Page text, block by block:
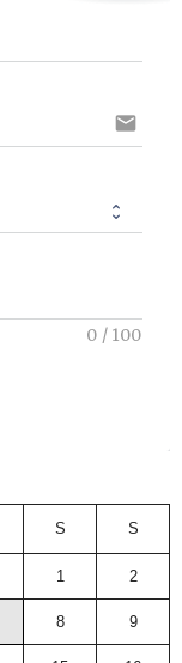
email
0 / 100
S S
1 2
8 9